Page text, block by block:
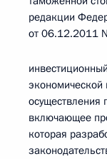
редакции
от 06.12.2011
экономической
осуществления
включающее
которая